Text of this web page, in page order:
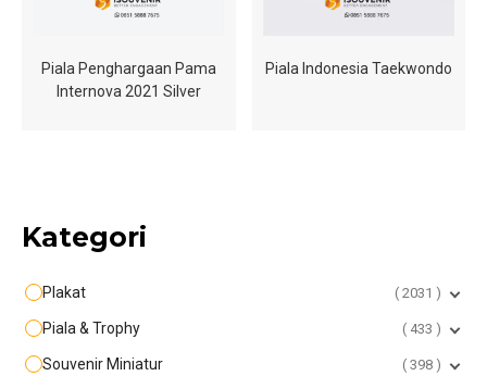
Piala Penghargaan Pama
Internova 2021 Silver
Piala Indonesia Taekwondo
Kategori
Plakat 2031
Piala & Trophy 433
Souvenir Miniatur 398